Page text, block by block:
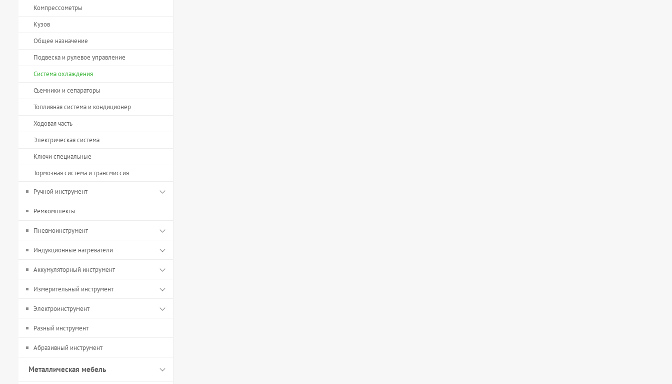
Компрессометры
Кузов
Общее назначение
Подвеска и рулевое управление
Система охлаждения
Съемники и сепараторы
Топливная система и кондиционер
Ходовая часть
Электрическая система
Ключи специальные
Тормозная система и трансмиссия
Ручной инструмент
Ремкомплекты
Пневмоинструмент
Индукционные нагреватели
Аккумуляторный инструмент
Измерительный инструмент
Электроинструмент
Разный инструмент
Абразивный инструмент
Металлическая мебель